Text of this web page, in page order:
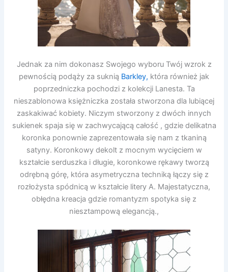
Jednak za nim dokonasz Swojego wyboru Twój wzrok z
pewnością podąży za suknią Barkley, która również jak
poprzedniczka pochodzi z kolekcji Lanesta. Ta
nieszablonowa księżniczka została stworzona dla lubiącej
zaskakiwać kobiety. Niczym stworzony z dwóch innych
sukienek spaja się w zachwycającą całość , gdzie delikatna
koronka ponownie zaprezentowała się nam z tkaniną
satyny. Koronkowy dekolt z mocnym wycięciem w
kształcie serduszka i długie, koronkowe rękawy tworzą
odrębną górę, która asymetryczna techniką łączy się z
rozłożysta spódnicą w kształcie litery A. Majestatyczna,
obłędna kreacja gdzie romantyzm spotyka się z
niesztampową elegancją.,